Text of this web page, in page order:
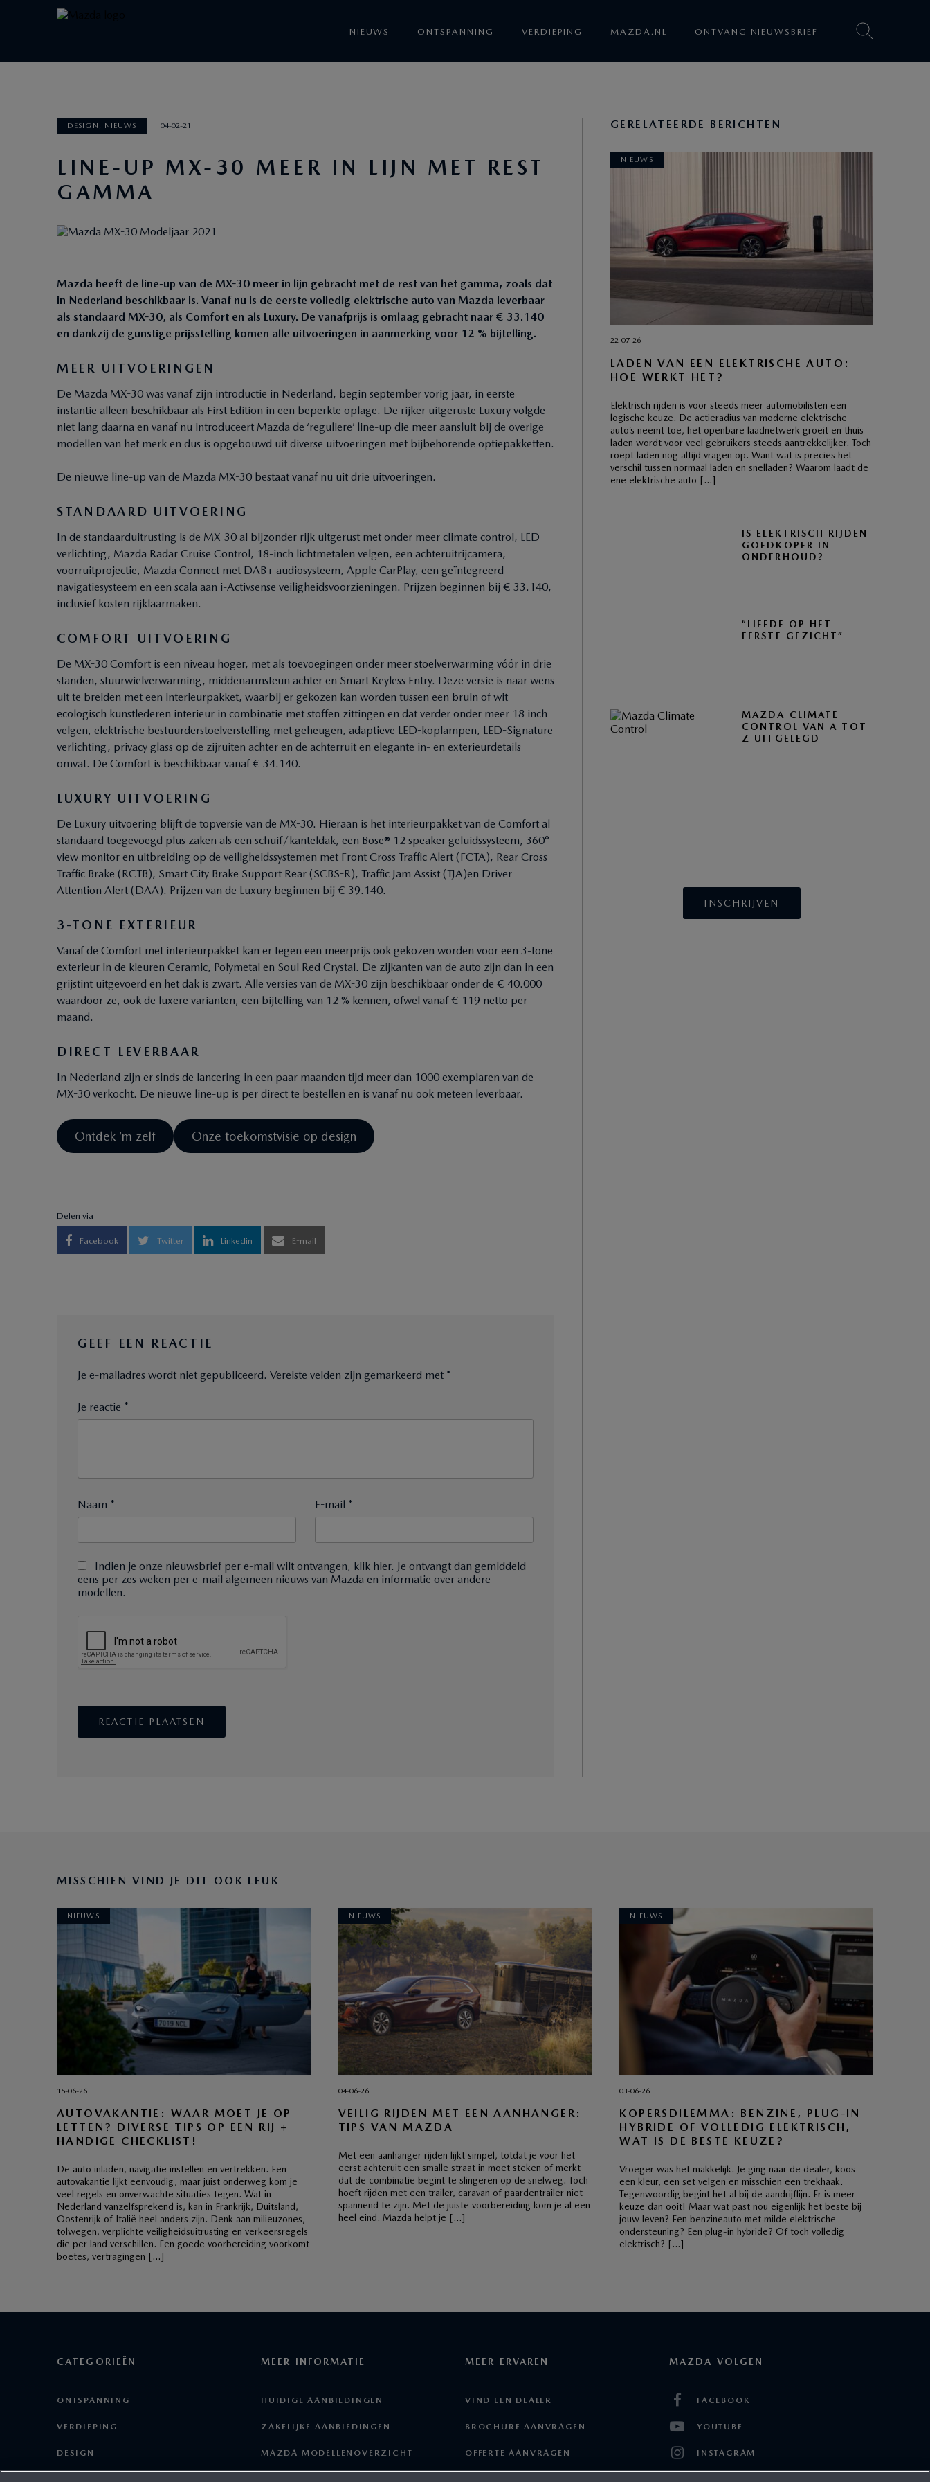
NIEUWS ONTSPANNING VERDIEPING MAZDA.NL ONTVANG NIEUWSBRIEF
DESIGN, NIEUWS 04-02-21
LINE-UP MX-30 MEER IN LIJN MET REST
GAMMA
Mazda heeft de line-up van de MX-30 meer in lijn gebracht met de rest van het gamma, zoals dat
in Nederland beschikbaar is. Vanaf nu is de eerste volledig elektrische auto van Mazda leverbaar
als standaard MX-30, als Comfort en als Luxury. De vanafprijs is omlaag gebracht naar € 33.140
en dankzij de gunstige prijsstelling komen alle uitvoeringen in aanmerking voor 12 % bijtelling.
MEER UITVOERINGEN
De Mazda MX-30 was vanaf zijn introductie in Nederland, begin september vorig jaar, in eerste
instantie alleen beschikbaar als First Edition in een beperkte oplage. De rijker uitgeruste Luxury volgde
niet lang daarna en vanaf nu introduceert Mazda de ‘reguliere’ line-up die meer aansluit bij de overige
modellen van het merk en dus is opgebouwd uit diverse uitvoeringen met bijbehorende optiepakketten.
De nieuwe line-up van de Mazda MX-30 bestaat vanaf nu uit drie uitvoeringen.
STANDAARD UITVOERING
In de standaarduitrusting is de MX-30 al bijzonder rijk uitgerust met onder meer climate control, LED-
verlichting, Mazda Radar Cruise Control, 18-inch lichtmetalen velgen, een achteruitrijcamera,
voorruitprojectie, Mazda Connect met DAB+ audiosysteem, Apple CarPlay, een geïntegreerd
navigatiesysteem en een scala aan i-Activsense veiligheidsvoorzieningen. Prijzen beginnen bij € 33.140,
inclusief kosten rijklaarmaken.
COMFORT UITVOERING
De MX-30 Comfort is een niveau hoger, met als toevoegingen onder meer stoelverwarming vóór in drie
standen, stuurwielverwarming, middenarmsteun achter en Smart Keyless Entry. Deze versie is naar wens
uit te breiden met een interieurpakket, waarbij er gekozen kan worden tussen een bruin of wit
ecologisch kunstlederen interieur in combinatie met stoffen zittingen en dat verder onder meer 18 inch
velgen, elektrische bestuurderstoelverstelling met geheugen, adaptieve LED-koplampen, LED-Signature
verlichting, privacy glass op de zijruiten achter en de achterruit en elegante in- en exterieurdetails
omvat. De Comfort is beschikbaar vanaf € 34.140.
LUXURY UITVOERING
De Luxury uitvoering blijft de topversie van de MX-30. Hieraan is het interieurpakket van de Comfort al
standaard toegevoegd plus zaken als een schuif/kanteldak, een Bose® 12 speaker geluidssysteem, 360°
view monitor en uitbreiding op de veiligheidssystemen met Front Cross Traffic Alert (FCTA), Rear Cross
Traffic Brake (RCTB), Smart City Brake Support Rear (SCBS-R), Traffic Jam Assist (TJA)en Driver
Attention Alert (DAA). Prijzen van de Luxury beginnen bij € 39.140.
3-TONE EXTERIEUR
Vanaf de Comfort met interieurpakket kan er tegen een meerprijs ook gekozen worden voor een 3-tone
exterieur in de kleuren Ceramic, Polymetal en Soul Red Crystal. De zijkanten van de auto zijn dan in een
grijstint uitgevoerd en het dak is zwart. Alle versies van de MX-30 zijn beschikbaar onder de € 40.000
waardoor ze, ook de luxere varianten, een bijtelling van 12 % kennen, ofwel vanaf € 119 netto per
maand.
DIRECT LEVERBAAR
In Nederland zijn er sinds de lancering in een paar maanden tijd meer dan 1000 exemplaren van de
MX-30 verkocht. De nieuwe line-up is per direct te bestellen en is vanaf nu ook meteen leverbaar.
Ontdek ‘m zelf Onze toekomstvisie op design
Delen via
Facebook Twitter Linkedin E-mail
GEEF EEN REACTIE
Je e-mailadres wordt niet gepubliceerd. Vereiste velden zijn gemarkeerd met *
Je reactie *
Naam * E-mail *
Indien je onze nieuwsbrief per e-mail wilt ontvangen, klik hier. Je ontvangt dan gemiddeld
eens per zes weken per e-mail algemeen nieuws van Mazda en informatie over andere
modellen.
GERELATEERDE BERICHTEN
NIEUWS
22-07-26
LADEN VAN EEN ELEKTRISCHE AUTO:
HOE WERKT HET?
Elektrisch rijden is voor steeds meer automobilisten een
logische keuze. De actieradius van moderne elektrische
auto’s neemt toe, het openbare laadnetwerk groeit en thuis
laden wordt voor veel gebruikers steeds aantrekkelijker. Toch
roept laden nog altijd vragen op. Want wat is precies het
verschil tussen normaal laden en snelladen? Waarom laadt de
ene elektrische auto […]
IS ELEKTRISCH RIJDEN
GOEDKOPER IN
ONDERHOUD?
“LIEFDE OP HET
EERSTE GEZICHT”
MAZDA CLIMATE
CONTROL VAN A TOT
Z UITGELEGD
INSCHRIJVEN
MISSCHIEN VIND JE DIT OOK LEUK
NIEUWS
15-06-26
AUTOVAKANTIE: WAAR MOET JE OP
LETTEN? DIVERSE TIPS OP EEN RIJ +
HANDIGE CHECKLIST!
De auto inladen, navigatie instellen en vertrekken. Een
autovakantie lijkt eenvoudig, maar juist onderweg kom je
veel regels en onverwachte situaties tegen. Wat in
Nederland vanzelfsprekend is, kan in Frankrijk, Duitsland,
Oostenrijk of Italië heel anders zijn. Denk aan milieuzones,
tolwegen, verplichte veiligheidsuitrusting en verkeersregels
die per land verschillen. Een goede voorbereiding voorkomt
boetes, vertragingen […]
NIEUWS
04-06-26
VEILIG RIJDEN MET EEN AANHANGER:
TIPS VAN MAZDA
Met een aanhanger rijden lijkt simpel, totdat je voor het
eerst achteruit een smalle straat in moet steken of merkt
dat de combinatie begint te slingeren op de snelweg. Toch
hoeft rijden met een trailer, caravan of paardentrailer niet
spannend te zijn. Met de juiste voorbereiding kom je al een
heel eind. Mazda helpt je […]
NIEUWS
03-06-26
KOPERSDILEMMA: BENZINE, PLUG-IN
HYBRIDE OF VOLLEDIG ELEKTRISCH,
WAT IS DE BESTE KEUZE?
Vroeger was het makkelijk. Je ging naar de dealer, koos
een kleur, een set velgen en misschien een trekhaak.
Tegenwoordig begint het al bij de aandrijflijn. Er is meer
keuze dan ooit! Maar wat past nou eigenlijk het beste bij
jouw leven? Een benzineauto met milde elektrische
ondersteuning? Een plug-in hybride? Of toch volledig
elektrisch? […]
CATEGORIEËN
ONTSPANNING
VERDIEPING
DESIGN
MEER INFORMATIE
HUIDIGE AANBIEDINGEN
ZAKELIJKE AANBIEDINGEN
MAZDA MODELLENOVERZICHT
MEER ERVAREN
VIND EEN DEALER
BROCHURE AANVRAGEN
OFFERTE AANVRAGEN
MAZDA VOLGEN
FACEBOOK
YOUTUBE
INSTAGRAM